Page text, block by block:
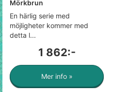
Mörkbrun
En härlig serie med
möjligheter kommer med
detta l...
1 862:-
Mer info »